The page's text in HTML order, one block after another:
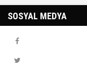
SOSYAL MEDYA